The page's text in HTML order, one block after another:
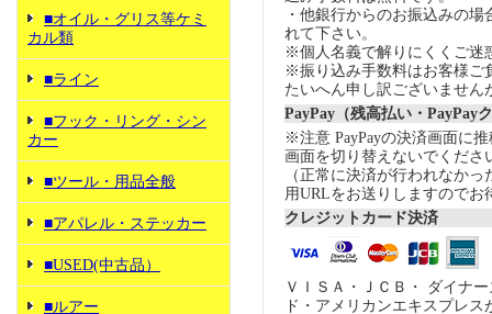
■オイル・グリス等ケミ
カル類
■ライン
■フック・リング・シン
カー
■ツール・用品全般
■アパレル・ステッカー
■USED(中古品）
■ルアー
・他銀行からのお振込みの場
れて下さい。
※個人名義で解りにくくご迷
※振り込み手数料はお客様ご
たいへん申し訳ございません
PayPay（残高払い・PayPay
※注意 PayPayの決済画面に
画面を切り替えないでくださ
（正常に決済が行われなか
用URLをお送りしますのでお
クレジットカード決済
ＶＩＳＡ・ＪＣＢ・ ダイナ
ド・アメリカンエキスプレ